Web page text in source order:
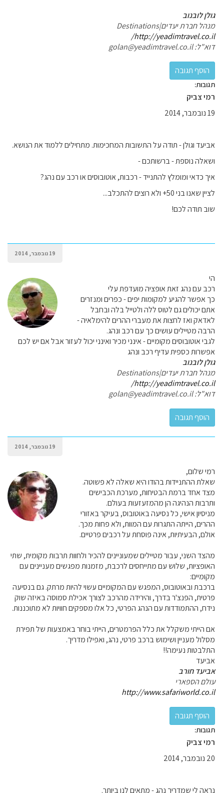
גולן לובנוב
מנהל חברת יעדים|Destinations
http://yeadimtravel.co.il/
דוא"ל: golan@yeadimtravel.co.il
תגובות:
רמי צביק
19 נובמבר, 2014
אביעד וגולן - תודה על התשובות המחכימות. מתחילים ללמוד את הנושא.
ושאלה נוספת - ברשותכם -
איך כדאי ומומלץ להתנייד - רכבות, אוטובוסים או רכב עם נהג?
לציין שאנו בני 50+ ולא רוצים להתכלב...
שוב תודה לכם!
19 נובמבר, 2014
הי
רכב עם נהג זאת אופציה מועדפת עלי
כך אפשר להגיע למקומות יפים - כפרים ומנזרים
אתם יכולים גם לטוס ללה ולטייל בלה ובחבל
לאדאק ואז לחצות את מעברי ההרים להימלאיה -
הרבה מטיילים עושים כך עם רכב ונהג.
לגבי אוטובוסים מקומיים - אינני מכיר ואינני יכול לעזור אבל אם יש לכם
אפשרות כספית עדיף רכב ונהג
גולן לובנוב
מנהל חברת יעדים|Destinations
http://yeadimtravel.co.il/
דוא"ל: golan@yeadimtravel.co.il
19 נובמבר, 2014
רמי שלום,
שאלת ההתניידות בהודו היא שאלה לא פשוטה.
מצד אחד ברמת הבטיחות, מערכת הכבישים
ותרבות הנהיגה הן מהמזעזעות בעולם.
מניסיון אישי, כל נסיעה באוטובוס, בעיקר באזורי
ההרים, הייתה התגרות עם המוות, ולא פחות מכך.
אולם, הבעיתיות, אינה פוסחת על רכבים פרטיים.
מהצד השני, עבור מטיילים שמעוניינים להכיר ולחוות תרבות מקומית, שתי
האופציות, שלוש עם מתייחסים לרכבת, מזמנות מפגשים מעניינים עם
מקומיים:
ברכבת ובאוטובוס, המפגש עם המקומיים עשוי להיות מרתק. גם בנסיעה
פרטית, הפנצ'ר בדרך, והירידה מהרכב לצורך אכילת סמוסה באיזה שוק
נידח, ההתמודדות עם הנהג הפרטי, כל אלו מספקים חוויות לא מתוכננות.
אם הייתי משקלל את כלל הפרמטרים, הייתי בוחר באמצעות של תפירת
מסלול מעניין ושימוש ברכב פרטי, נהג, ואפילו מדריך.
התלבטות נעימה!!
אביעד
אביעד חורב
עולם הספארי
http://www.safariworld.co.il
תגובות:
רמי צביק
20 נובמבר, 2014
נראה לי שמדריך נהג - מתאים לנו ביותר.